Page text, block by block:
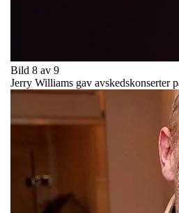
Bild 8 av 9
Jerry Williams gav avskedskonserter